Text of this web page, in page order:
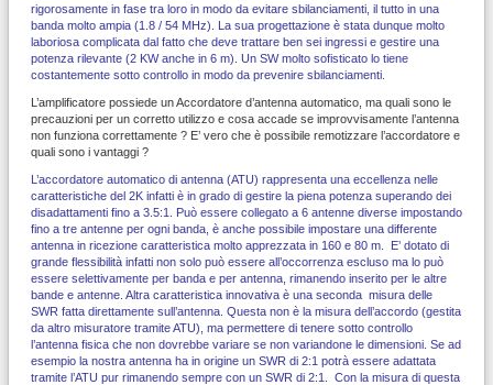
rigorosamente in fase tra loro in modo da evitare sbilanciamenti, il tutto in una
banda molto ampia (1.8 / 54 MHz). La sua progettazione è stata dunque molto
laboriosa complicata dal fatto che deve trattare ben sei ingressi e gestire una
potenza rilevante (2 KW anche in 6 m). Un SW molto sofisticato lo tiene
costantemente sotto controllo in modo da prevenire sbilanciamenti.
L’amplificatore possiede un Accordatore d’antenna automatico, ma quali sono le
precauzioni per un corretto utilizzo e cosa accade se improvvisamente l’antenna
non funziona correttamente ? E’ vero che è possibile remotizzare l’accordatore e
quali sono i vantaggi ?
L’accordatore automatico di antenna (ATU) rappresenta una eccellenza nelle
caratteristiche del 2K infatti è in grado di gestire la piena potenza superando dei
disadattamenti fino a 3.5:1. Può essere collegato a 6 antenne diverse impostando
fino a tre antenne per ogni banda, è anche possibile impostare una differente
antenna in ricezione caratteristica molto apprezzata in 160 e 80 m. E’ dotato di
grande flessibilità infatti non solo può essere all’occorrenza escluso ma lo può
essere selettivamente per banda e per antenna, rimanendo inserito per le altre
bande e antenne. Altra caratteristica innovativa è una seconda misura delle
SWR fatta direttamente sull’antenna. Questa non è la misura dell’accordo (gestita
da altro misuratore tramite ATU), ma permettere di tenere sotto controllo
l’antenna fisica che non dovrebbe variare se non variandone le dimensioni. Se ad
esempio la nostra antenna ha in origine un SWR di 2:1 potrà essere adattata
tramite l’ATU pur rimanendo sempre con un SWR di 2:1. Con la misura di questa